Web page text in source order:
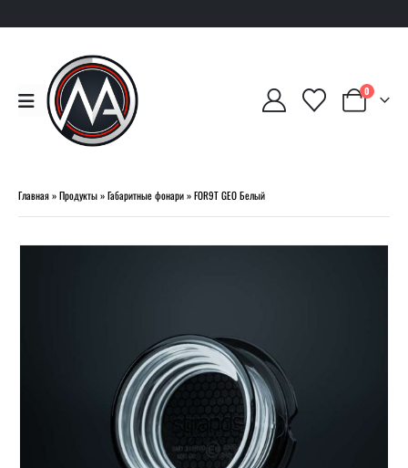
0
Главная»Продукты»Габаритные фонари»FOR9T GEO Белый